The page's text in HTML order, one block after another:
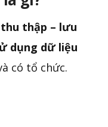
thu thập – lưu
dụng dữ liệu
có tổ chức.